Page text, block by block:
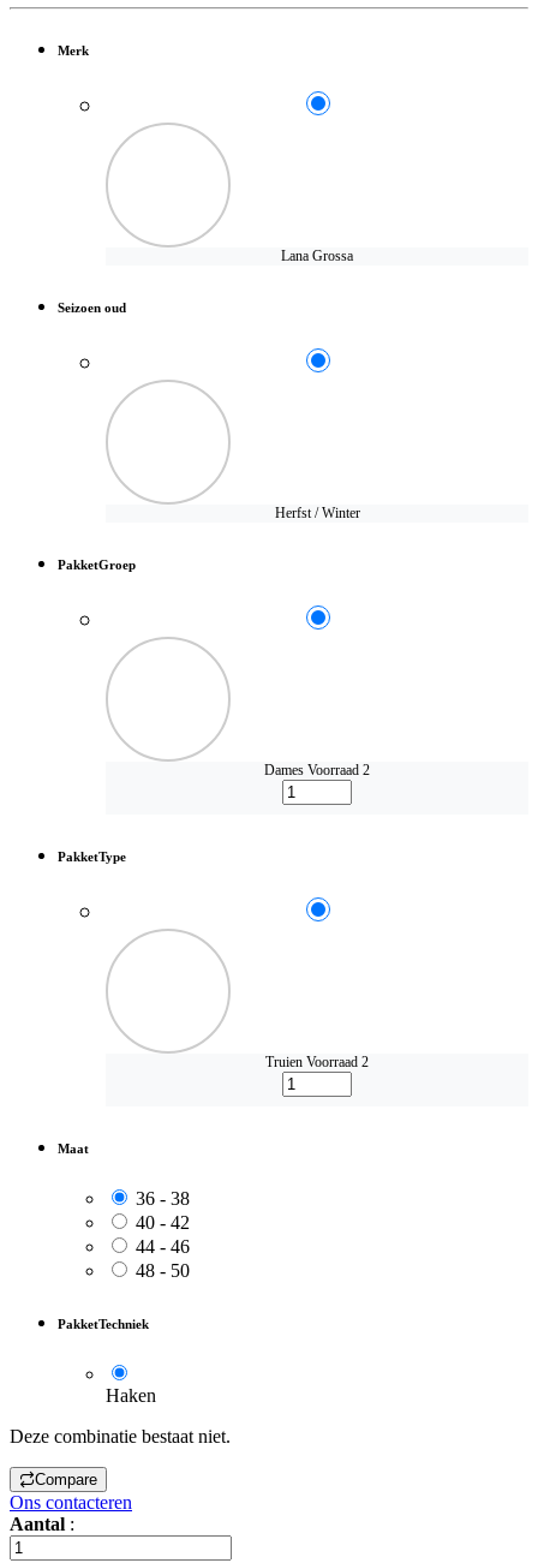
Merk
Lana Grossa
Seizoen oud
Herfst / Winter
PakketGroep
Dames Voorraad 2
PakketType
Truien Voorraad 2
Maat
36 - 38
40 - 42
44 - 46
48 - 50
PakketTechniek
Haken
Deze combinatie bestaat niet.
Compare
Ons contacteren
Aantal :